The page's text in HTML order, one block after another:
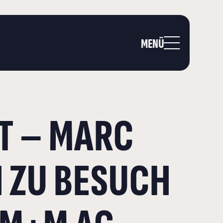
MENÜ
– MARC
BESUCH